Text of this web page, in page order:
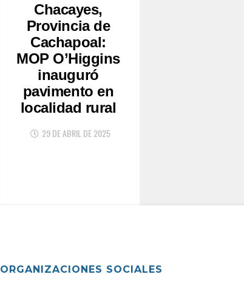
Chacayes,
Provincia de
Cachapoal:
MOP O’Higgins
inauguró
pavimento en
localidad rural
29 DE ABRIL DE 2025
ORGANIZACIONES SOCIALES